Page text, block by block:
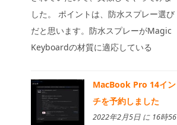
した。 ポイントは、防水スプレー選び
だと思います。防水スプレーがMagic
Keyboardの材質に適応している
MacBook Pro 14イン
チを予約しました
2022年2月5日 に 16時56